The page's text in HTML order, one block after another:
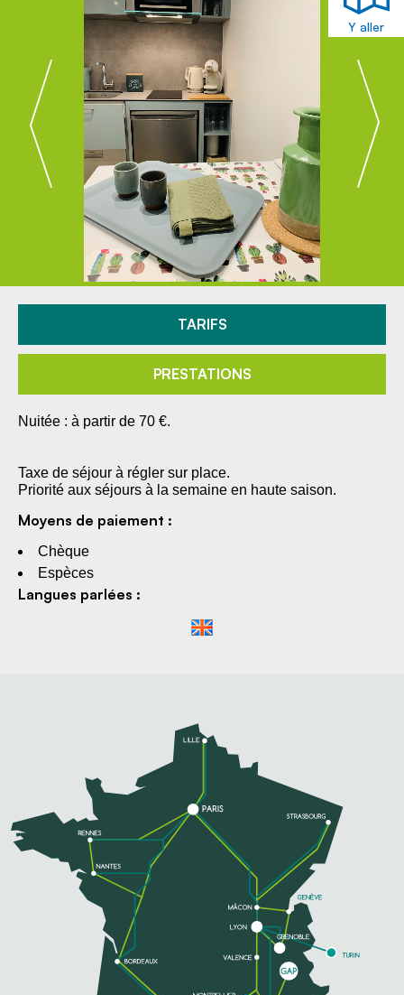
Y aller
TARIFS
PRESTATIONS
Nuitée : à partir de 70 €.
Taxe de séjour à régler sur place.
Priorité aux séjours à la semaine en haute saison.
Moyens de paiement :
Chèque
Espèces
Langues parlées :